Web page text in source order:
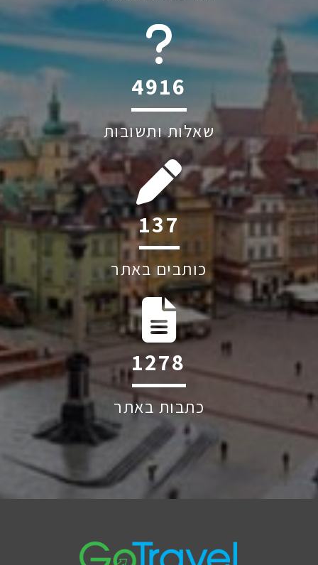
6045
שאלות ותשובות
205
כותבים באתר
1906
כתבות באתר